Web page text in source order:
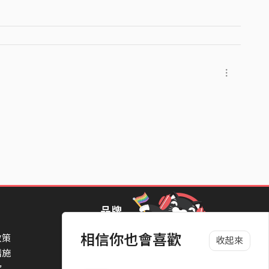
相信你也會喜歡 收起來
包住的是工業時代特有的焦慮。這首歌把這份焦
、工作、退休等人生各階段時的浪漫想像，再用
策
施
品牌
StreetVoice Awards 街聲音樂獎